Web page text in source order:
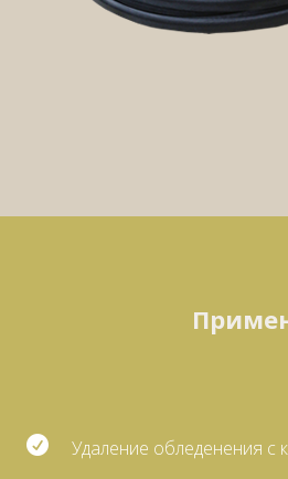
 Удаление обледенения